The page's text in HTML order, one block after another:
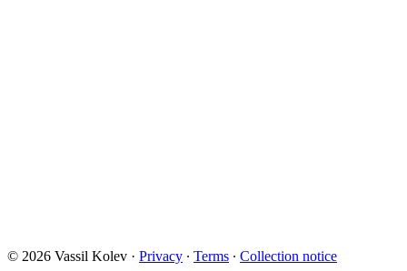
© 2026 Vassil Kolev · Privacy ∙ Terms ∙ Collection notice